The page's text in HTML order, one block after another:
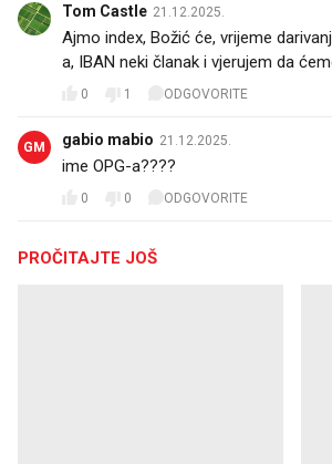
Tom Castle 21.12.2025.
Ajmo index, Božić će, vrijeme
a, IBAN neki članak i vjerujem da
0 1 ODGOVORITE
GM gabio mabio 21.12.2025.
ime OPG-a????
0 0 ODGOVORITE
PROČITAJTE JOŠ